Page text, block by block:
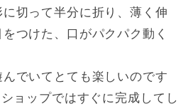
切って半分に折り、薄く伸
つけた、口がパクパク動く
でいてとても楽しいのです
ョップではすぐに完成してし